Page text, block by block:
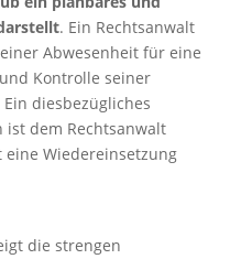
. Ein Rechtsanwalt
Abwesenheit für eine
Kontrolle seiner
diesbezügliches
ist dem Rechtsanwalt
Wiedereinsetzung
die strengen